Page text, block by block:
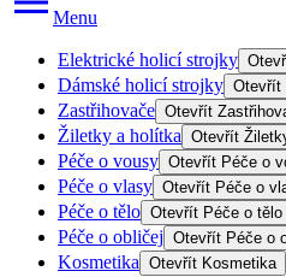
Menu
Elektrické holicí strojky
Dámské holicí strojky Otevřít
Zastřihovače Otevřít
Žiletky a holítka Otevřít
Péče o vousy Otevřít Péče o
Péče o vlasy Otevřít Péče o
Péče o tělo Otevřít Péče o tělo
Péče o obličej Otevřít Péče o
Kosmetika Otevřít Kosmetika